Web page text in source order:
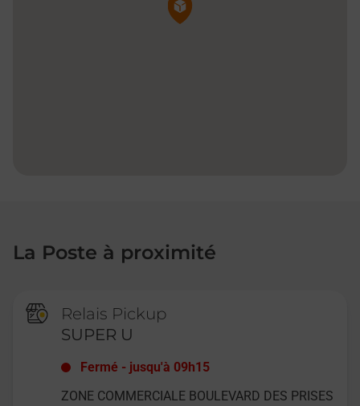
La Poste à proximité
Relais Pickup
SUPER U
Fermé - jusqu'à 09h15
ZONE COMMERCIALE BOULEVARD DES PRISES